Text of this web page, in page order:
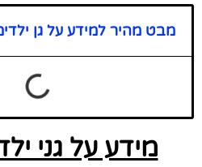
מבט מהיר למידע על גן
מידע על גני